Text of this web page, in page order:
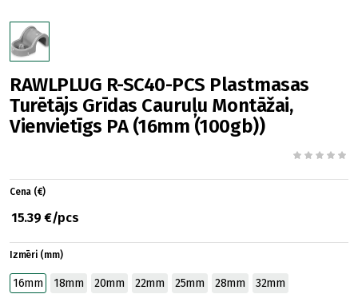
RAWLPLUG R-SC40-PCS Plastmasas
Turētājs Grīdas Cauruļu Montāžai,
Vienvietīgs PA (16mm (100gb))
Cena (€)
15.39 €/pcs
Izmēri (mm)
16mm 18mm 20mm 22mm 25mm 28mm 32mm